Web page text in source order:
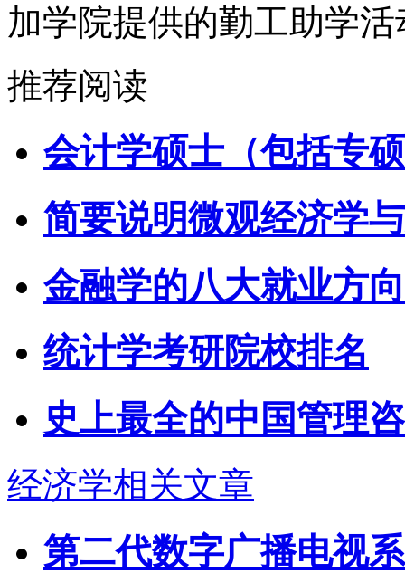
加学院提供的勤工助学活
推荐阅读
会计学硕士（包括专
简要说明微观经济学
金融学的八大就业方
统计学考研院校排名
史上最全的中国管理
经济学相关文章
第二代数字广播电视